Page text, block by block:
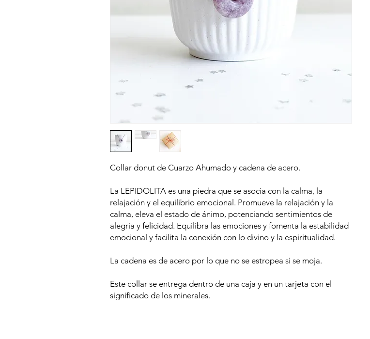
Collar donut de Cuarzo Ahumado y cadena de acero.
La LEPIDOLITA es una piedra que se asocia con la calma, la
relajación y el equilibrio emocional. Promueve la relajación y la
calma, eleva el estado de ánimo, potenciando sentimientos de
alegría y felicidad. Equilibra las emociones y fomenta la estabilidad
emocional y facilita la conexión con lo divino y la espiritualidad.
La cadena es de acero por lo que no se estropea si se moja.
Este collar se entrega dentro de una caja y en un tarjeta con el
significado de los minerales.